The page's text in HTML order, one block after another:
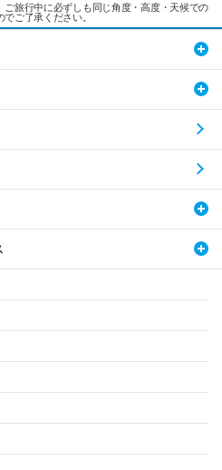
旅行中に必ずしも同じ角度・高度・天候での
ご了承ください。